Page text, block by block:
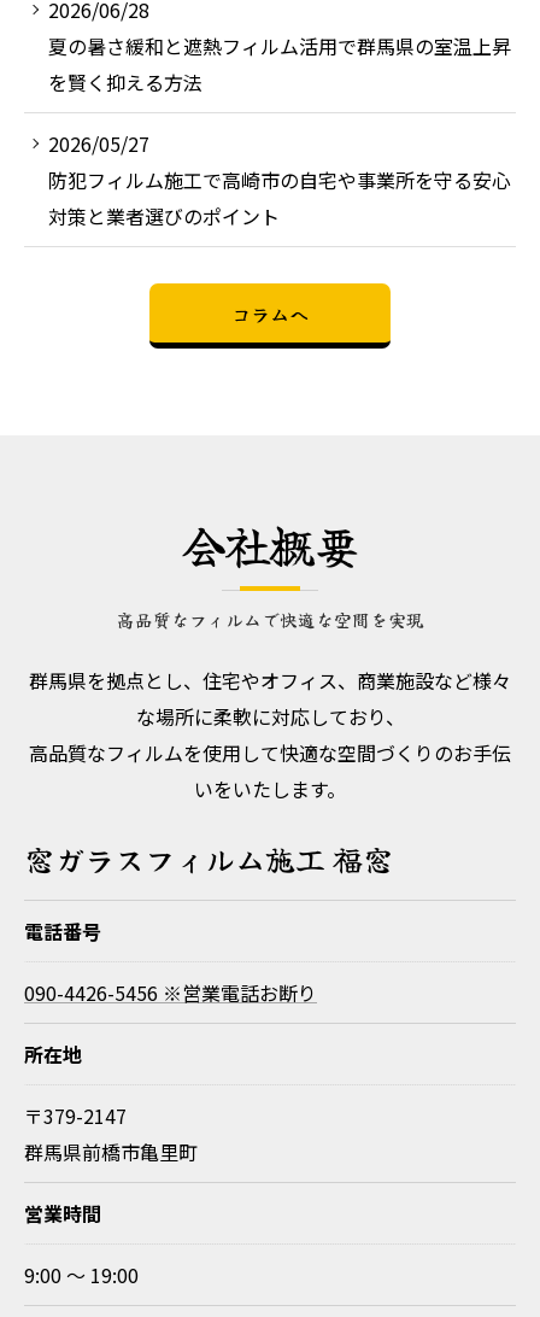
2026/06/28
夏の暑さ緩和と遮熱フィルム活用で群馬県の室温上昇
を賢く抑える方法
2026/05/27
防犯フィルム施工で高崎市の自宅や事業所を守る安心
対策と業者選びのポイント
コラムへ
高品質なフィルムで快適な空間を実現
会社概要
群馬県を拠点とし、住宅やオフィス、商業施設など様々
な場所に柔軟に対応しており、
高品質なフィルムを使用して快適な空間づくりのお手伝
いをいたします。
窓ガラスフィルム施工 福窓
電話番号
090-4426-5456 ※営業電話お断り
所在地
〒379-2147
群馬県前橋市亀里町
営業時間
9:00 ～ 19:00